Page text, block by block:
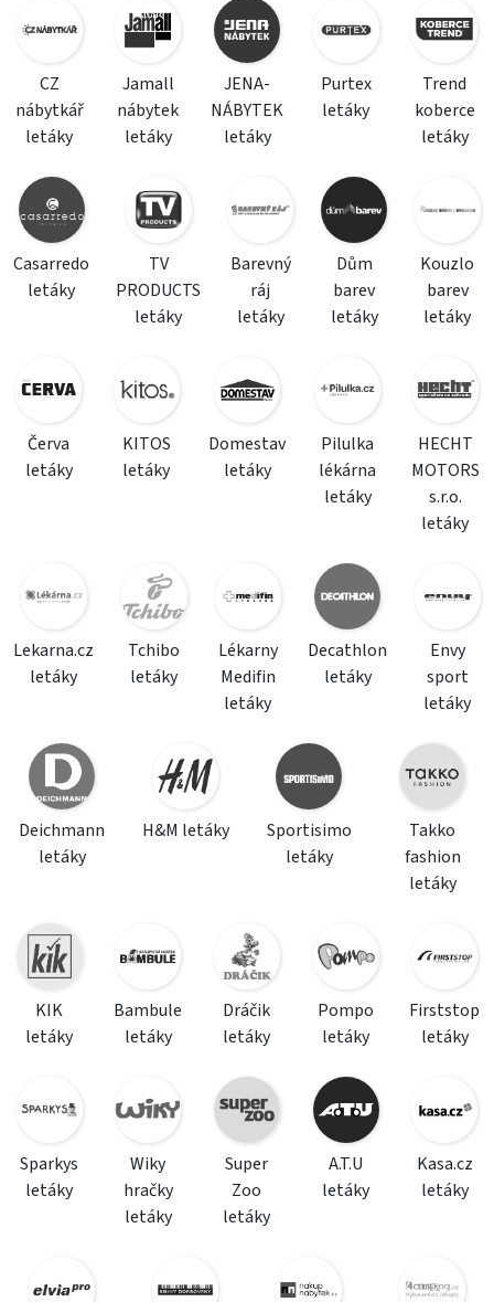
CZ
nábytkář
letáky
Jamall
nábytek
letáky
JENA-
NÁBYTEK
letáky
Purtex
letáky
Trend
koberce
letáky
Casarredo
letáky
TV
PRODUCTS
letáky
Barevný
ráj
letáky
Dům
barev
letáky
Kouzlo
barev
letáky
Červa
letáky
KITOS
letáky
Domestav
letáky
Pilulka
lékárna
letáky
HECHT
MOTORS
s.r.o.
letáky
Lekarna.cz
letáky
Tchibo
letáky
Lékarny
Medifin
letáky
Decathlon
letáky
Envy
sport
letáky
Deichmann
letáky
H&M letáky
Sportisimo
letáky
Takko
fashion
letáky
KIK
letáky
Bambule
letáky
Dráčik
letáky
Pompo
letáky
Firststop
letáky
Sparkys
letáky
Wiky
hračky
letáky
Super
Zoo
letáky
A.T.U
letáky
Kasa.cz
letáky